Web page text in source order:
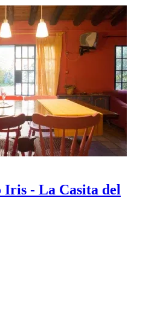
Iris - La Casita del